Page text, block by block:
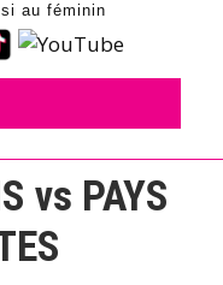
au féminin
vs PAYS